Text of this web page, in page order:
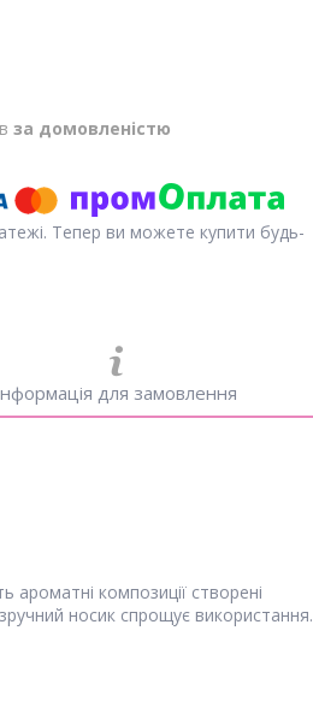
за домовленістю
Тепер ви можете купити будь-
для замовлення
ароматні композиції створені
носик спрощує використання.